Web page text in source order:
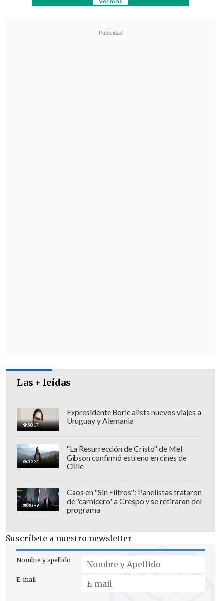
Las + leídas
5017
Expresidente Boric alista nuevos viajes a
Uruguay y Alemania
3223
"La Resurrección de Cristo" de Mel
Gibson confirmó estreno en cines de
Chile
3099
Caos en "Sin Filtros": Panelistas trataron
de "carnicero" a Crespo y se retiraron del
programa
Suscríbete a nuestro newsletter
Nombre y apellido
E-mail